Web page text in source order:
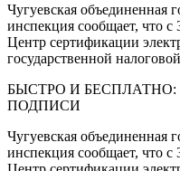
Чугуевская объединенная
инспекция сообщает, что с
Центр сертификации
государственной
БЫСТРО И
ПОДПИСИ
Чугуевская объединенная
инспекция сообщает, что с